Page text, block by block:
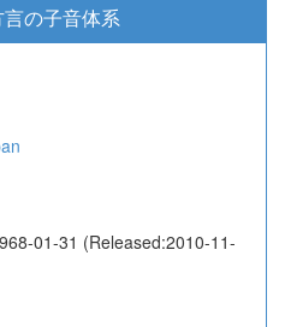
の子音体系
01-31 (Released:2010-11-